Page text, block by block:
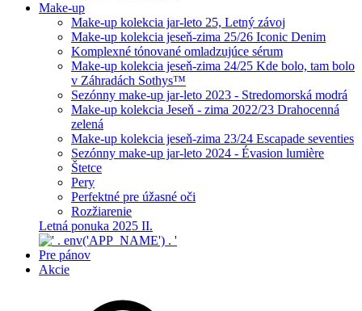
Make-up
Make-up kolekcia jar-leto 25, Letný závoj
Make-up kolekcia jeseň-zima 25/26 Iconic Denim
Komplexné tónované omladzujúce sérum
Make-up kolekcia jeseň-zima 24/25 Kde bolo, tam bolo
v Záhradách Sothys™
Sezónny make-up jar-leto 2023 - Stredomorská modrá
Make-up kolekcia Jeseň - zima 2022/23 Drahocenná
zelená
Make-up kolekcia jeseň-zima 23/24 Escapade seventies
Sezónny make-up jar-leto 2024 - Évasion lumière
Štetce
Pery
Perfektné pre úžasné oči
Rozžiarenie
Letná ponuka 2025 II.
Pre pánov
Akcie